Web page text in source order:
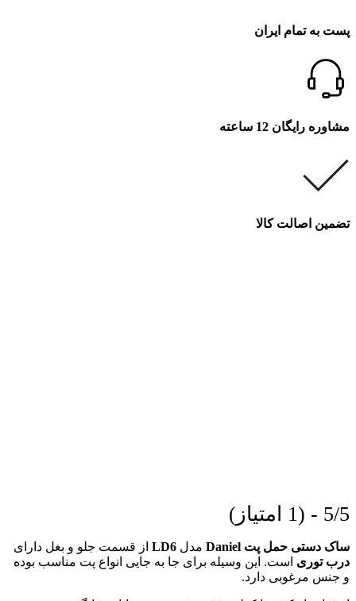
پست به تمام ایران
مشاوره رایگان 12 ساعته
تضمین اصالت کالا
5/5 - (1 امتیاز)
ساک دستی حمل پت Daniel مدل LD6 از قسمت جلو و بغل دارای
درب توری است. این وسیله برای جا به جایی انواع پت مناسب بوده
و جنس مرغوبی دارد.